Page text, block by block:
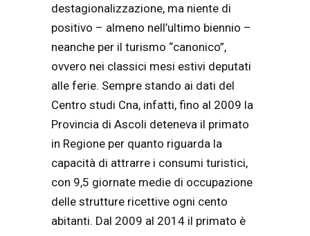
destagionalizzazione, ma niente di
positivo – almeno nell’ultimo biennio –
neanche per il turismo “canonico”,
ovvero nei classici mesi estivi deputati
alle ferie. Sempre stando ai dati del
Centro studi Cna, infatti, fino al 2009 la
Provincia di Ascoli deteneva il primato
in Regione per quanto riguarda la
capacità di attrarre i consumi turistici,
con 9,5 giornate medie di occupazione
delle strutture ricettive ogni cento
abitanti. Dal 2009 al 2014 il primato è